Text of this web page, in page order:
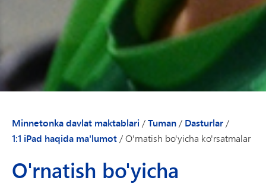
Minnetonka davlat maktablari /Tuman/ Dasturlar/
1:1 iPad haqida ma'lumot/O'rnatish bo'yicha ko'rsatmalar
O'rnatish bo'yicha